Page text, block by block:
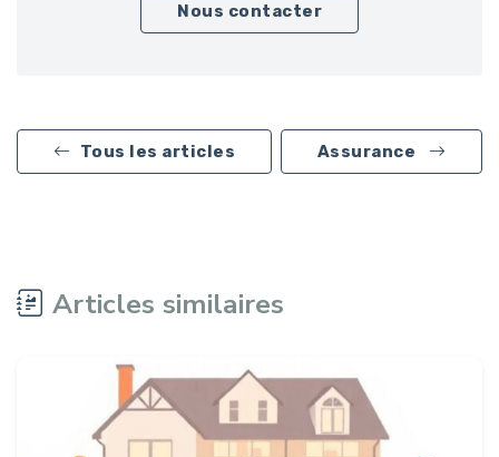
Nous contacter
Tous les articles Assurance
Articles similaires